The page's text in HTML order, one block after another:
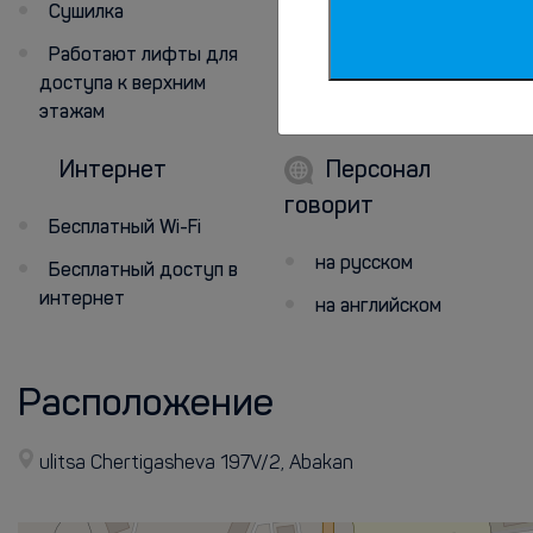
Сушилка
Работают лифты для
доступа к верхним
этажам
Интернет
Бесплатный Wi-Fi
Бесплатный доступ в
интернет
Персонал
говорит
на русском
на английском
Расположение
ulitsa Chertigasheva 197V/2, Abakan